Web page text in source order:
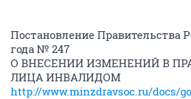
Постановление Правительства
года № 247
О ВНЕСЕНИИ ИЗМЕНЕНИЙ В
ЛИЦА ИНВАЛИДОМ
http://www.minzdravsoc.ru/docs/